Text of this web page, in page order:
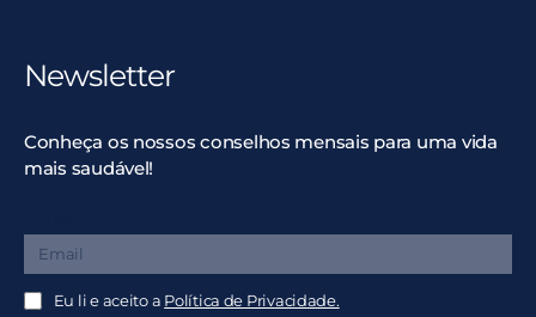
Newsletter
Conheça os nossos conselhos mensais para uma vida
mais saudável!
Eu li e aceito a Política de Privacidade.